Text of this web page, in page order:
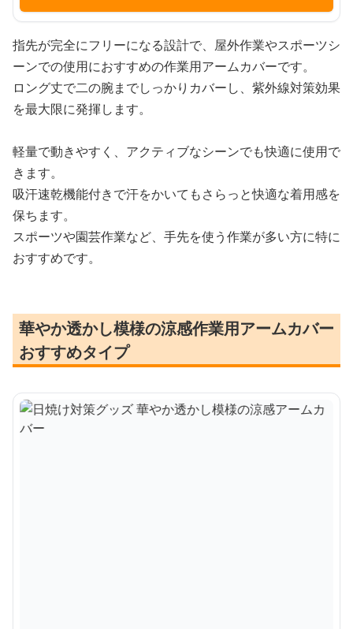
指先が完全にフリーになる設計で、屋外作業やスポーツシ
ーンでの使用におすすめの作業用アームカバーです。
ロング丈で二の腕までしっかりカバーし、紫外線対策効果
を最大限に発揮します。
軽量で動きやすく、アクティブなシーンでも快適に使用で
きます。
吸汗速乾機能付きで汗をかいてもさらっと快適な着用感を
保ちます。
スポーツや園芸作業など、手先を使う作業が多い方に特に
おすすめです。
華やか透かし模様の涼感作業用アームカバー
おすすめタイプ